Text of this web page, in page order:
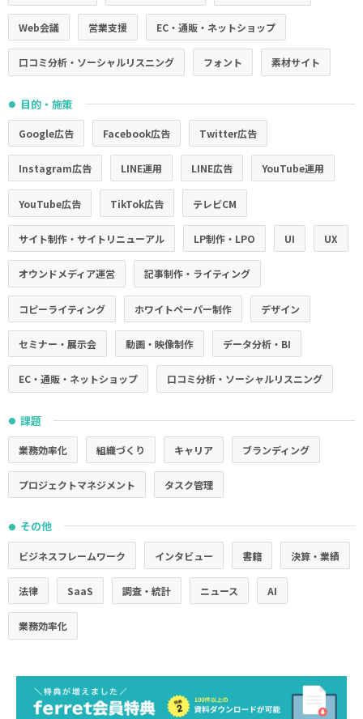
Web会議 営業支援 EC・通販・ネットショップ
口コミ分析・ソーシャルリスニング フォント 素材サイト
● 目的・施策
Google広告 Facebook広告 Twitter広告
Instagram広告 LINE運用 LINE広告 YouTube運用
YouTube広告 TikTok広告 テレビCM
サイト制作・サイトリニューアル LP制作・LPO UI UX
オウンドメディア運営 記事制作・ライティング
コピーライティング ホワイトペーパー制作 デザイン
セミナー・展示会 動画・映像制作 データ分析・BI
EC・通販・ネットショップ 口コミ分析・ソーシャルリスニング
● 課題
業務効率化 組織づくり キャリア ブランディング
プロジェクトマネジメント タスク管理
● その他
ビジネスフレームワーク インタビュー 書籍 決算・業績
法律 SaaS 調査・統計 ニュース AI
業務効率化